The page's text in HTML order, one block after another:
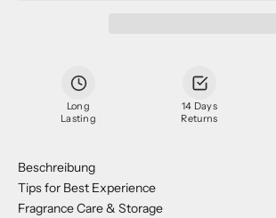
Long
Lasting
14 Days
Returns
Beschreibung
Tips for Best Experience
Fragrance Care & Storage